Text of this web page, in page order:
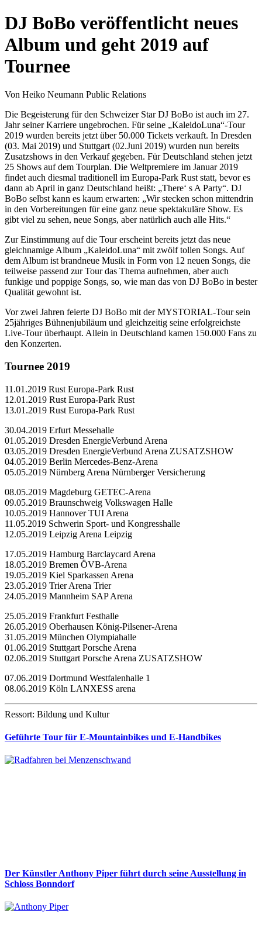
DJ BoBo veröffentlicht neues
Album und geht 2019 auf
Tournee
Von Heiko Neumann Public Relations
Die Begeisterung für den Schweizer Star DJ BoBo ist auch im 27.
Jahr seiner Karriere ungebrochen. Für seine „KaleidoLuna“-Tour
2019 wurden bereits jetzt über 50.000 Tickets verkauft. In Dresden
(03. Mai 2019) und Stuttgart (02.Juni 2019) wurden nun bereits
Zusatzshows in den Verkauf gegeben. Für Deutschland stehen jetzt
25 Shows auf dem Tourplan. Die Weltpremiere im Januar 2019
findet auch diesmal traditionell im Europa-Park Rust statt, bevor es
dann ab April in ganz Deutschland heißt: „There‘ s A Party“. DJ
BoBo selbst kann es kaum erwarten: „Wir stecken schon mittendrin
in den Vorbereitungen für eine ganz neue spektakuläre Show. Es
gibt viel zu sehen, neue Songs, aber natürlich auch alle Hits.“
Zur Einstimmung auf die Tour erscheint bereits jetzt das neue
gleichnamige Album „KaleidoLuna“ mit zwölf tollen Songs. Auf
dem Album ist brandneue Musik in Form von 12 neuen Songs, die
teilweise passend zur Tour das Thema aufnehmen, aber auch
funkige und poppige Songs, so, wie man das von DJ BoBo in bester
Qualität gewohnt ist.
Vor zwei Jahren feierte DJ BoBo mit der MYSTORIAL-Tour sein
25jähriges Bühnenjubiläum und gleichzeitig seine erfolgreichste
Live-Tour überhaupt. Allein in Deutschland kamen 150.000 Fans zu
den Konzerten.
Tournee 2019
11.01.2019 Rust Europa-Park Rust
12.01.2019 Rust Europa-Park Rust
13.01.2019 Rust Europa-Park Rust
30.04.2019 Erfurt Messehalle
01.05.2019 Dresden EnergieVerbund Arena
03.05.2019 Dresden EnergieVerbund Arena ZUSATZSHOW
04.05.2019 Berlin Mercedes-Benz-Arena
05.05.2019 Nürnberg Arena Nürnberger Versicherung
08.05.2019 Magdeburg GETEC-Arena
09.05.2019 Braunschweig Volkswagen Halle
10.05.2019 Hannover TUI Arena
11.05.2019 Schwerin Sport- und Kongresshalle
12.05.2019 Leipzig Arena Leipzig
17.05.2019 Hamburg Barclaycard Arena
18.05.2019 Bremen ÖVB-Arena
19.05.2019 Kiel Sparkassen Arena
23.05.2019 Trier Arena Trier
24.05.2019 Mannheim SAP Arena
25.05.2019 Frankfurt Festhalle
26.05.2019 Oberhausen König-Pilsener-Arena
31.05.2019 München Olympiahalle
01.06.2019 Stuttgart Porsche Arena
02.06.2019 Stuttgart Porsche Arena ZUSATZSHOW
07.06.2019 Dortmund Westfalenhalle 1
08.06.2019 Köln LANXESS arena
Ressort: Bildung und Kultur
Geführte Tour für E-Mountainbikes und E-Handbikes
Der Künstler Anthony Piper führt durch seine Ausstellung in
Schloss Bonndorf